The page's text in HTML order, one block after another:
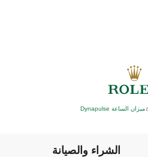
/ ميزان الساعة Dynapulse
الشراء والصيانة